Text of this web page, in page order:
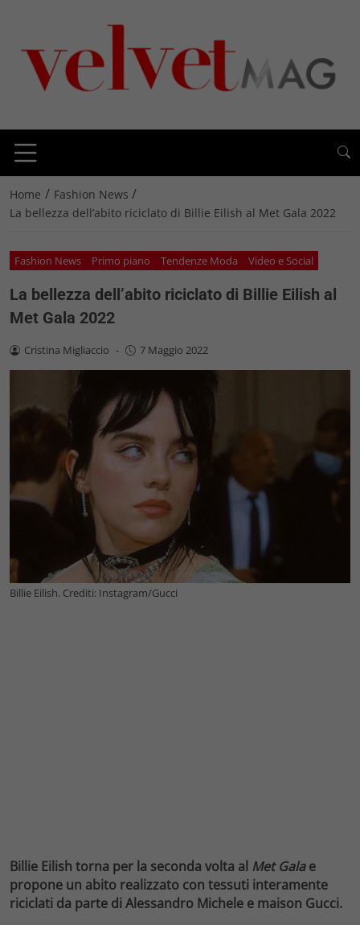
Home / Fashion News /
La bellezza dell’abito riciclato di Billie Eilish al Met Gala 2022
Fashion News Primo piano Tendenze Moda Video e Social
La bellezza dell’abito riciclato di Billie Eilish al
Met Gala 2022
Cristina Migliaccio - 7 Maggio 2022
Billie Eilish. Crediti: Instagram/Gucci
Billie Eilish torna per la seconda volta al Met Galae
propone un abito realizzato con tessuti interamente
riciclati da parte di Alessandro Michele e maison Gucci.